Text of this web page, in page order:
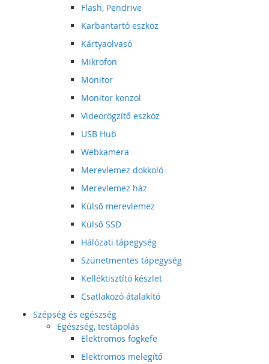
Flash, Pendrive
Karbantartó eszköz
Kártyaolvasó
Mikrofon
Monitor
Monitor konzol
Videorögzítő eszköz
USB Hub
Webkamera
Merevlemez dokkoló
Merevlemez ház
Külső merevlemez
Külső SSD
Hálózati tápegység
Szünetmentes tápegység
Kelléktisztító készlet
Csatlakozó átalakító
Szépség és egészség
Egészség, testápolás
Elektromos fogkefe
Elektromos melegítő